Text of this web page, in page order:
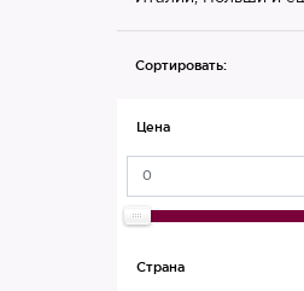
Сортировать:
Цена
Страна